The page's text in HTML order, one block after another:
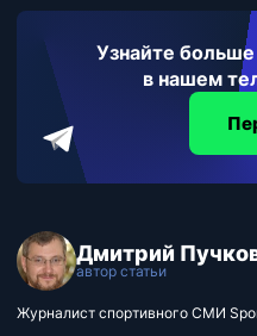
Узнайте больше
в нашем
Дмитрий
автор статьи
Журналист спортивного СМИ